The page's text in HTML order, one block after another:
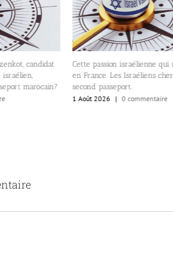
Cette passion israélienne qui n’existe pas
en France. Les Israéliens cherchent un
second passeport.
0 commentaire